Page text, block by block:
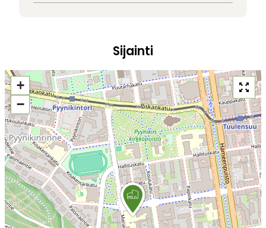
Sijainti
+
−